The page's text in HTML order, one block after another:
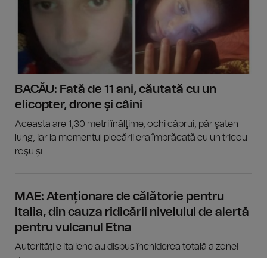
BACĂU: Fată de 11 ani, căutată cu un
elicopter, drone şi câini
Aceasta are 1,30 metri înălţime, ochi căprui, păr şaten
lung, iar la momentul plecării era îmbrăcată cu un tricou
roşu și...
MAE: Atenționare de călătorie pentru
Italia, din cauza ridicării nivelului de alertă
pentru vulcanul Etna
Autorităţile italiene au dispus închiderea totală a zonei